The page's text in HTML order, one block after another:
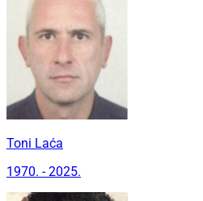
Toni Laća
1970. - 2025.